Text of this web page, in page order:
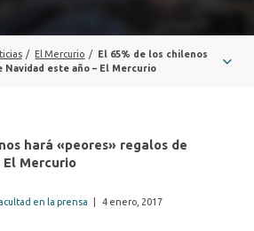
/ El Mercurio /
El 65% de los chilenos
Navidad este año – El Mercurio
hará «peores» regalos de
El Mercurio
en la prensa 4 enero, 2017